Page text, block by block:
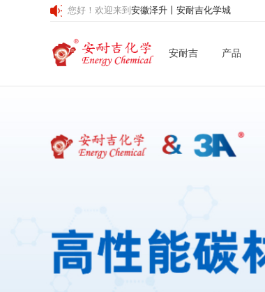
您好！欢迎来到 安徽泽升丨安耐吉化学城
安耐吉 产品